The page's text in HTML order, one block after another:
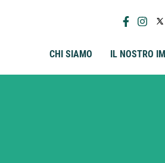
CHI SIAMO
IL NOSTRO